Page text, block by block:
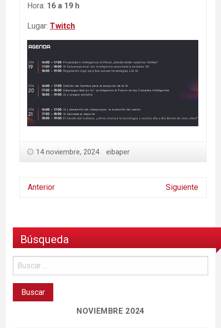
Hora: 16 a 19 h
Lugar: Twitch
14 noviembre, 2024 eibaper
Anterior Siguiente
Búsqueda
NOVIEMBRE 2024